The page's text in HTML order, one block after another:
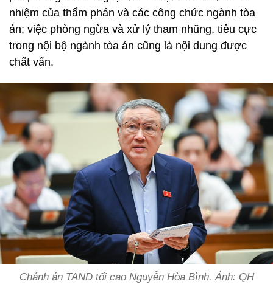
nhiệm của thẩm phán và các công chức ngành tòa
án; việc phòng ngừa và xử lý tham nhũng, tiêu cực
trong nội bộ ngành tòa án cũng là nội dung được
chất vấn.
Chánh án TAND tối cao Nguyễn Hòa Bình. Ảnh: QH